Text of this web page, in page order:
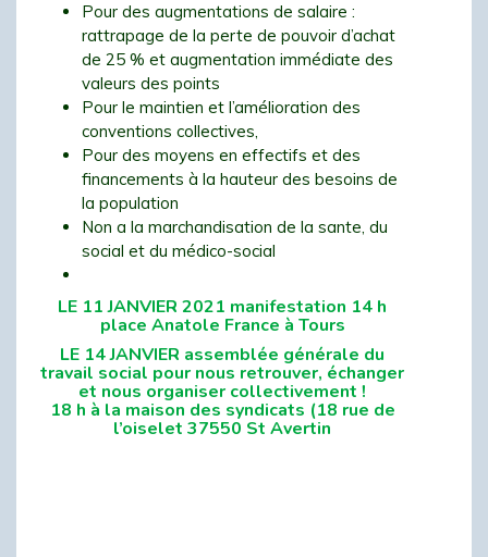
Pour des augmentations de salaire :
rattrapage de la perte de pouvoir d’achat
de 25 % et augmentation immédiate des
valeurs des points
Pour le maintien et l’amélioration des
conventions collectives,
Pour des moyens en effectifs et des
financements à la hauteur des besoins de
la population
Non a la marchandisation de la sante, du
social et du médico-social
LE 11 JANVIER 2021 manifestation 14 h
place Anatole France à Tours
LE 14JANVIER assemblée générale du
travail social pour nous retrouver, échanger
et nous organiser collectivement !
18 h à la maison des syndicats (18 rue de
l’oiselet 37550 St Avertin